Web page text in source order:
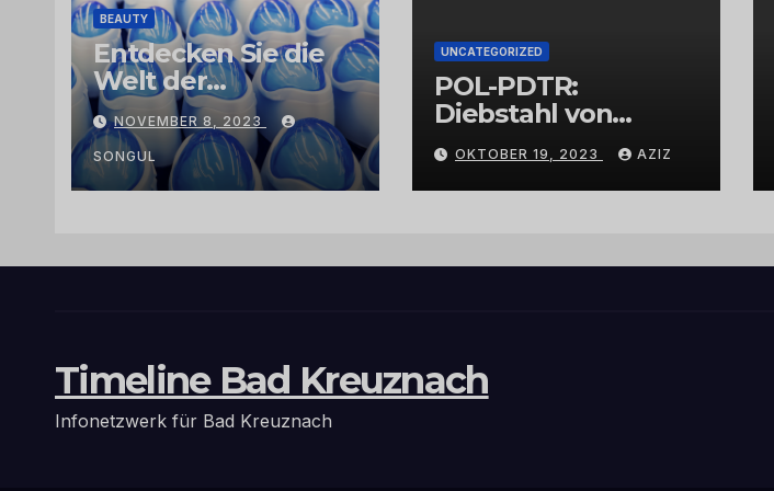
BEAUTY
Entdecken Sie die
Welt der
Exklusivität:
Arganöl,
Kaktusfeigenkernöl
und
vertrauenswürdige
NOVEMBER 8, 2023
SONGUL
UNCATEGORIZED
POL-PDTR:
Diebstahl von
Grabschmuck
OKTOBER 19, 2023 AZIZ
Timeline Bad Kreuznach
Infonetzwerk für Bad Kreuznach